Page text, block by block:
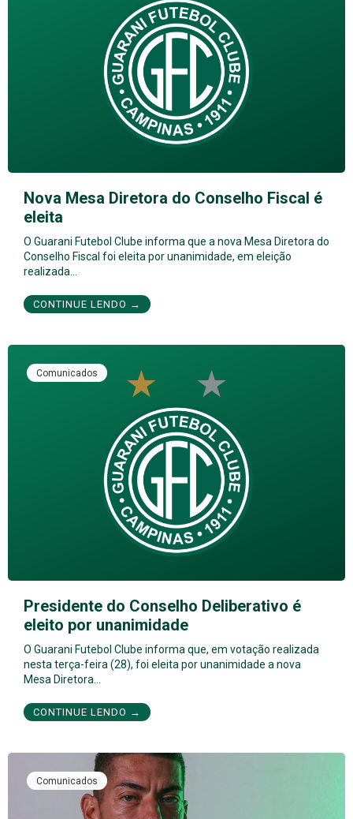
Nova Mesa Diretora do Conselho Fiscal é
eleita
O Guarani Futebol Clube informa que a nova Mesa Diretora do
Conselho Fiscal foi eleita por unanimidade, em eleição
realizada…
CONTINUE LENDO →
Comunicados
Presidente do Conselho Deliberativo é
eleito por unanimidade
O Guarani Futebol Clube informa que, em votação realizada
nesta terça-feira (28), foi eleita por unanimidade a nova
Mesa Diretora…
CONTINUE LENDO →
Comunicados